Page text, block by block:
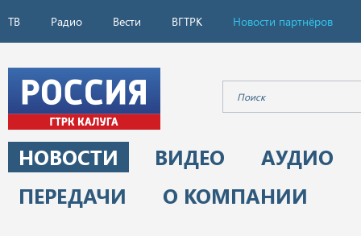
ТВ Радио Вести ВГТРК Новости партнёров
НОВОСТИ ВИДЕО
АУДИО
ПЕРЕДАЧИ
О КОМПАНИИ